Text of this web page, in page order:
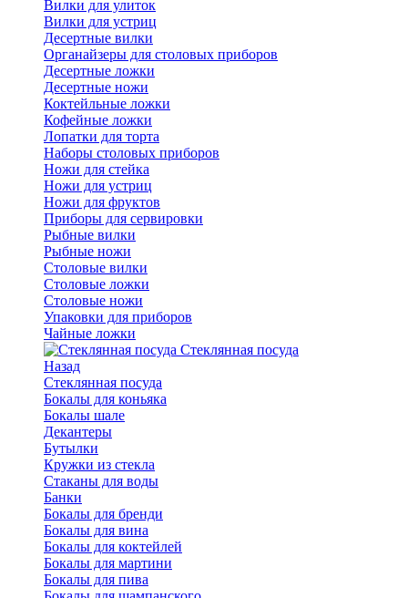
Вилки для улиток
Вилки для устриц
Десертные вилки
Органайзеры для столовых приборов
Десертные ложки
Десертные ножи
Коктейльные ложки
Кофейные ложки
Лопатки для торта
Наборы столовых приборов
Ножи для стейка
Ножи для устриц
Ножи для фруктов
Приборы для сервировки
Рыбные вилки
Рыбные ножи
Столовые вилки
Столовые ложки
Столовые ножи
Упаковки для приборов
Чайные ложки
Стеклянная посуда
Назад
Стеклянная посуда
Бокалы для коньяка
Бокалы шале
Декантеры
Бутылки
Кружки из стекла
Стаканы для воды
Банки
Бокалы для бренди
Бокалы для вина
Бокалы для коктейлей
Бокалы для мартини
Бокалы для пива